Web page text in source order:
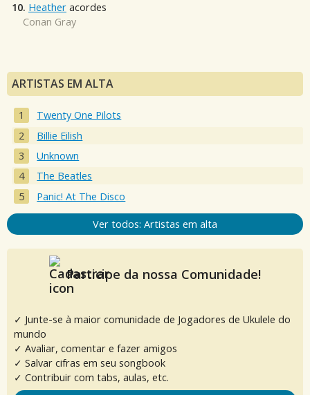
10. Heather acordes
Conan Gray
ARTISTAS EM ALTA
Twenty One Pilots
Billie Eilish
Unknown
The Beatles
Panic! At The Disco
Ver todos: Artistas em alta
Participe da nossa Comunidade!
✓ Junte-se à maior comunidade de Jogadores de Ukulele do
mundo
✓ Avaliar, comentar e fazer amigos
✓ Salvar cifras em seu songbook
✓ Contribuir com tabs, aulas, etc.